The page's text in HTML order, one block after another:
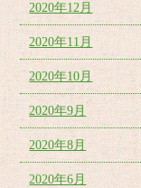
2020年12月
2020年11月
2020年10月
2020年9月
2020年8月
2020年6月